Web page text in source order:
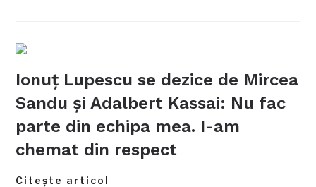
Ionuţ Lupescu se dezice de Mircea
Sandu şi Adalbert Kassai: Nu fac
parte din echipa mea. I-am
chemat din respect
Citește articol